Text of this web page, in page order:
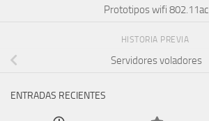
Prototipos wifi 802.11ac
HISTORIA PREVIA
Servidores voladores
ENTRADAS RECIENTES